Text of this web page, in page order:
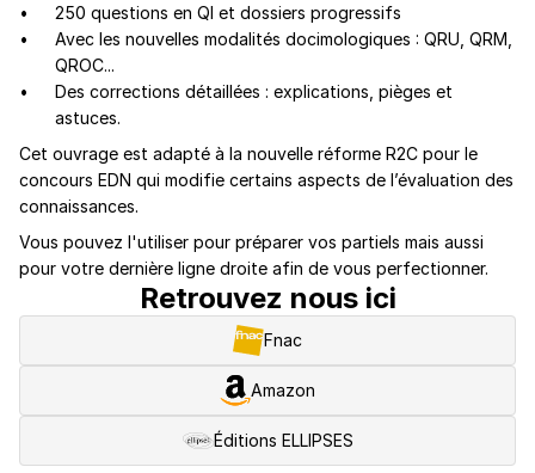
250 questions en QI et dossiers progressifs
Avec les nouvelles modalités docimologiques : QRU, QRM,
QROC...
Des corrections détaillées : explications, pièges et
astuces.
Cet ouvrage est adapté à la nouvelle réforme R2C pour le
concours EDN qui modifie certains aspects de l’évaluation des
connaissances.
Vous pouvez l'utiliser pour préparer vos partiels mais aussi
pour votre dernière ligne droite afin de vous perfectionner.
Retrouvez nous ici
Fnac
Amazon
Éditions ELLIPSES